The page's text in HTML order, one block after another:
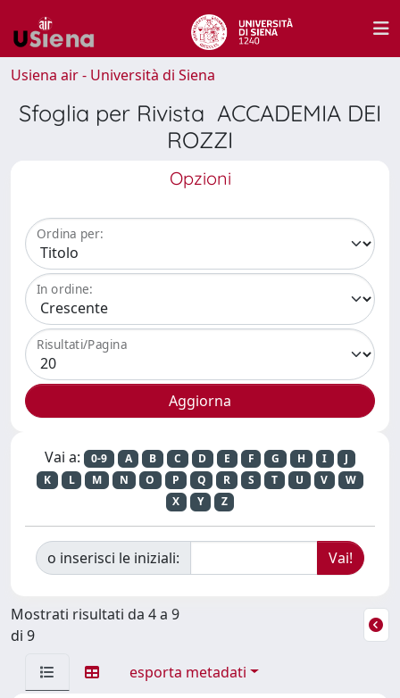
Usiena air - Università di Siena
Sfoglia per Rivista ACCADEMIA DEI
ROZZI
Opzioni
Ordina per:
In ordine:
Risultati/Pagina
Vai a: 0-9 A B C D E F G H I
J
K
L M N O P Q R S T U V
W
X
Y Z
o inserisci le iniziali:
Mostrati risultati da 4 a 9
di 9
esporta metadati